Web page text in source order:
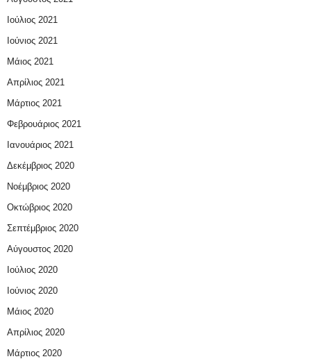
Ιούλιος 2021
Ιούνιος 2021
Μάιος 2021
Απρίλιος 2021
Μάρτιος 2021
Φεβρουάριος 2021
Ιανουάριος 2021
Δεκέμβριος 2020
Νοέμβριος 2020
Οκτώβριος 2020
Σεπτέμβριος 2020
Αύγουστος 2020
Ιούλιος 2020
Ιούνιος 2020
Μάιος 2020
Απρίλιος 2020
Μάρτιος 2020